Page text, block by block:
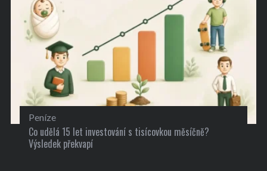
Peníze
Co udělá 15 let investování s tisícovkou měsíčně?
Výsledek překvapí